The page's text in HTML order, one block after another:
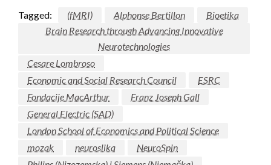
Tagged: (fMRI) Alphonse Bertillon
Bioetika
Brain Research through Advancing Innovative
Neurotechnologies
Cesare Lombroso
Economic and Social Research Council
ESRC
Fondacije MacArthur
Franz Joseph Gall
General Electric (SAD)
London School of Economics and Political Science
mozak
neuroslika
NeuroSpin